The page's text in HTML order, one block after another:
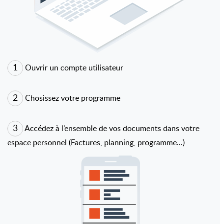
1 Ouvrir un compte utilisateur
2 Chosissez votre programme
3
Accédez à l’ensemble de vos documents dans votre
espace personnel (Factures, planning, programme...)